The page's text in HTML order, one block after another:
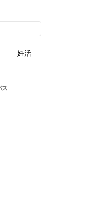
妊活
ス